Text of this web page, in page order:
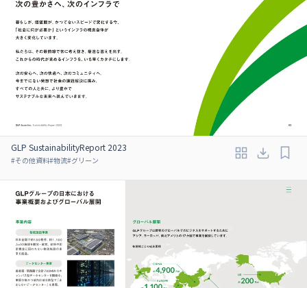
GLP SustainabilityReport 2023
#その他資料#物流#グリーン